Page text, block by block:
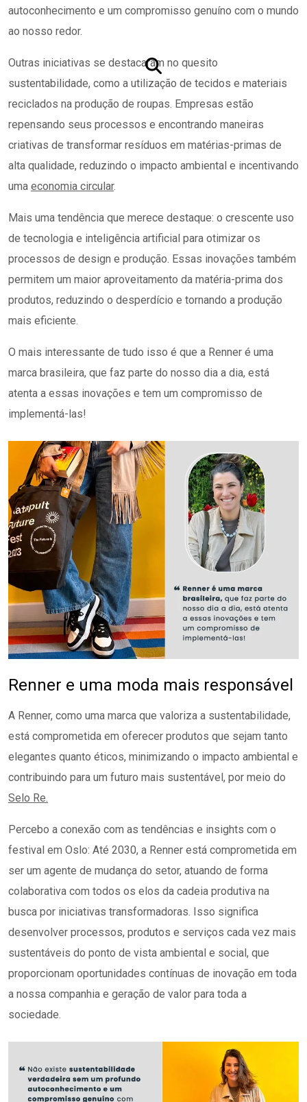
autoconhecimento e um compromisso genuíno com o mundo
ao nosso redor.
Outras iniciativas se destacaram no quesito
sustentabilidade, como a utilização de tecidos e materiais
reciclados na produção de roupas. Empresas estão
repensando seus processos e encontrando maneiras
criativas de transformar resíduos em matérias-primas de
alta qualidade, reduzindo o impacto ambiental e incentivando
uma economia circular.
Mais uma tendência que merece destaque: o crescente uso
de tecnologia e inteligência artificial para otimizar os
processos de design e produção. Essas inovações também
permitem um maior aproveitamento da matéria-prima dos
produtos, reduzindo o desperdício e tornando a produção
mais eficiente.
O mais interessante de tudo isso é que a Renner é uma
marca brasileira, que faz parte do nosso dia a dia, está
atenta a essas inovações e tem um compromisso de
implementá-las!
Renner e uma moda mais responsável
A Renner, como uma marca que valoriza a sustentabilidade,
está comprometida em oferecer produtos que sejam tanto
elegantes quanto éticos, minimizando o impacto ambiental e
contribuindo para um futuro mais sustentável, por meio do
Selo Re.
Percebo a conexão com as tendências e insights com o
festival em Oslo: Até 2030, a Renner está comprometida em
ser um agente de mudança do setor, atuando de forma
colaborativa com todos os elos da cadeia produtiva na
busca por iniciativas transformadoras. Isso significa
desenvolver processos, produtos e serviços cada vez mais
sustentáveis do ponto de vista ambiental e social, que
proporcionam oportunidades contínuas de inovação em toda
a nossa companhia e geração de valor para toda a
sociedade.